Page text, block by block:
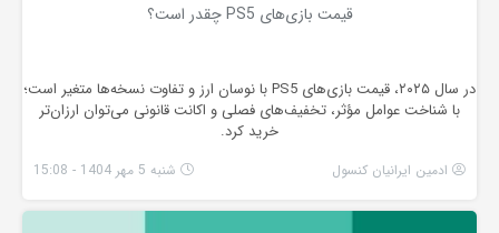
قیمت بازی‌های PS5 چقدر است؟
در سال ۲۰۲۵، قیمت بازی‌های PS5 با نوسان ارز و تفاوت نسخه‌ها متغیر است؛
با شناخت عوامل مؤثر، تخفیف‌های فصلی و اکانت قانونی می‌توان ارزان‌تر
خرید کرد.
ادمین ایرانیان کنسول شنبه 5 مهر 1404 - 15:08